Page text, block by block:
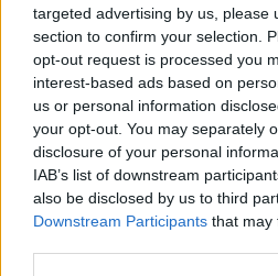
targeted advertising by us, please
section to confirm your selection.
opt-out request is processed you
interest-based ads based on
us or personal information
your opt-out. You may separately
disclosure of your personal
IAB’s list of downstream
also be disclosed by us to third
Downstream Participants that may
ΔΗΜΟΦΙΛΗ
Η Vendora επεκτείνεται σε
Ευρωπαϊκή 'Ενωσης
05/08/2026 - 10:52 ΕΠΙΧΕΙΡΗΣΕΙΣ
SpaceX: Άλμα 92% στα έσοδα
7,8 δισ. δολάρια